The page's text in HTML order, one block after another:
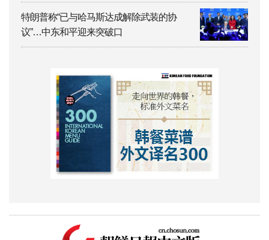
特朗普称“已与哈马斯达成解除武装的协
议”…中东和平迎来突破口